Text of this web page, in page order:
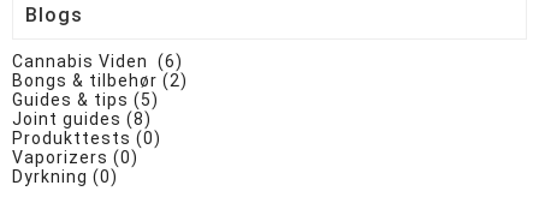
Blogs
Cannabis Viden (6)
Bongs & tilbehør (2)
Guides & tips (5)
Joint guides (8)
Produkttests (0)
Vaporizers (0)
Dyrkning (0)